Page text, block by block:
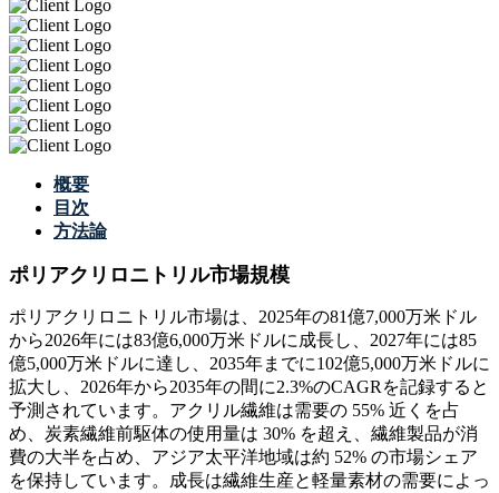
概要
目次
方法論
ポリアクリロニトリル市場規模
ポリアクリロニトリル市場は、2025年の81億7,000万米ドル
から2026年には83億6,000万米ドルに成長し、2027年には85
億5,000万米ドルに達し、2035年までに102億5,000万米ドルに
拡大し、2026年から2035年の間に2.3%のCAGRを記録すると
予測されています。アクリル繊維は需要の 55% 近くを占
め、炭素繊維前駆体の使用量は 30% を超え、繊維製品が消
費の大半を占め、アジア太平洋地域は約 52% の市場シェア
を保持しています。成長は繊維生産と軽量素材の需要によっ